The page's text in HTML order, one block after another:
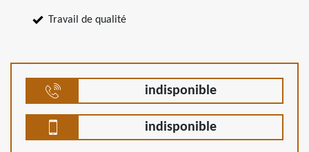
Travail de qualité
indisponible
indisponible